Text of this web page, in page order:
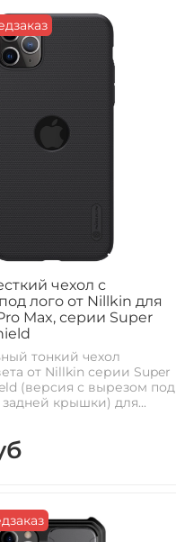
чехол с
лого от Nillkin для
Max, серии Super
тонкий чехол
от Nillkin серии Super
(версия с вырезом под
задней крышки) для...